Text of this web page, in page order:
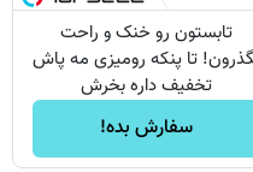
تابستون رو خنک و راحت
تا پنکه رومیزی مه پاش
تخفیف داره بخرش
سفارش بده!